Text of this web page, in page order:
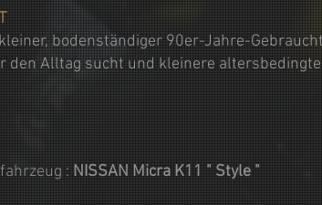
bodenständiger 90er-Jahre-
Alltag sucht und kleinere
: NISSAN Micra K11 " Style "